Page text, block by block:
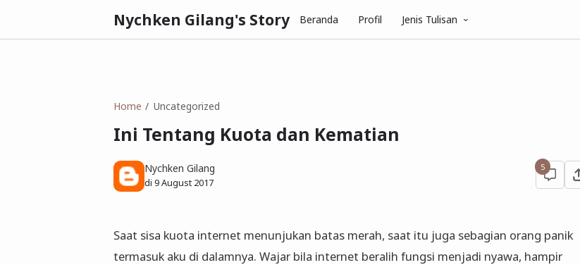
Nychken Gilang's Story Beranda Profil Jenis Tulisan
Home Uncategorized
Ini Tentang Kuota dan Kematian
Nychken Gilang
di 9 August 2017
5
Saat sisa kuota internet menunjukan batas merah, saat itu juga sebagian orang panik
termasuk aku di dalamnya. Wajar bila internet beralih fungsi menjadi nyawa, hampir